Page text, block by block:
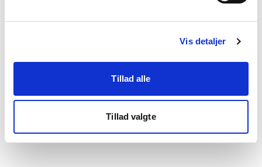
Vis detaljer
Tillad alle
Tillad valgte